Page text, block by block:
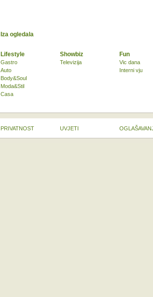
Lifestyle
Gastro
Auto
Body&Soul
Moda&Stil
Casa
Showbiz
Televizija
Fun
Vic dana
Interni vju
Iza ogledala
PRIVATNOST UVJETI